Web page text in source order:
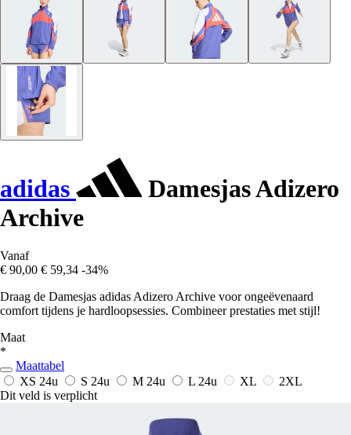
adidas
Damesjas Adizero
Archive
Vanaf
€ 90,00 € 59,34 -34%
Draag de Damesjas adidas Adizero Archive voor ongeëvenaard
comfort tijdens je hardloopsessies. Combineer prestaties met stijl!
Maat
*
Maattabel
XS 24u S 24u M 24u L 24u XL
2XL
Dit veld is verplicht